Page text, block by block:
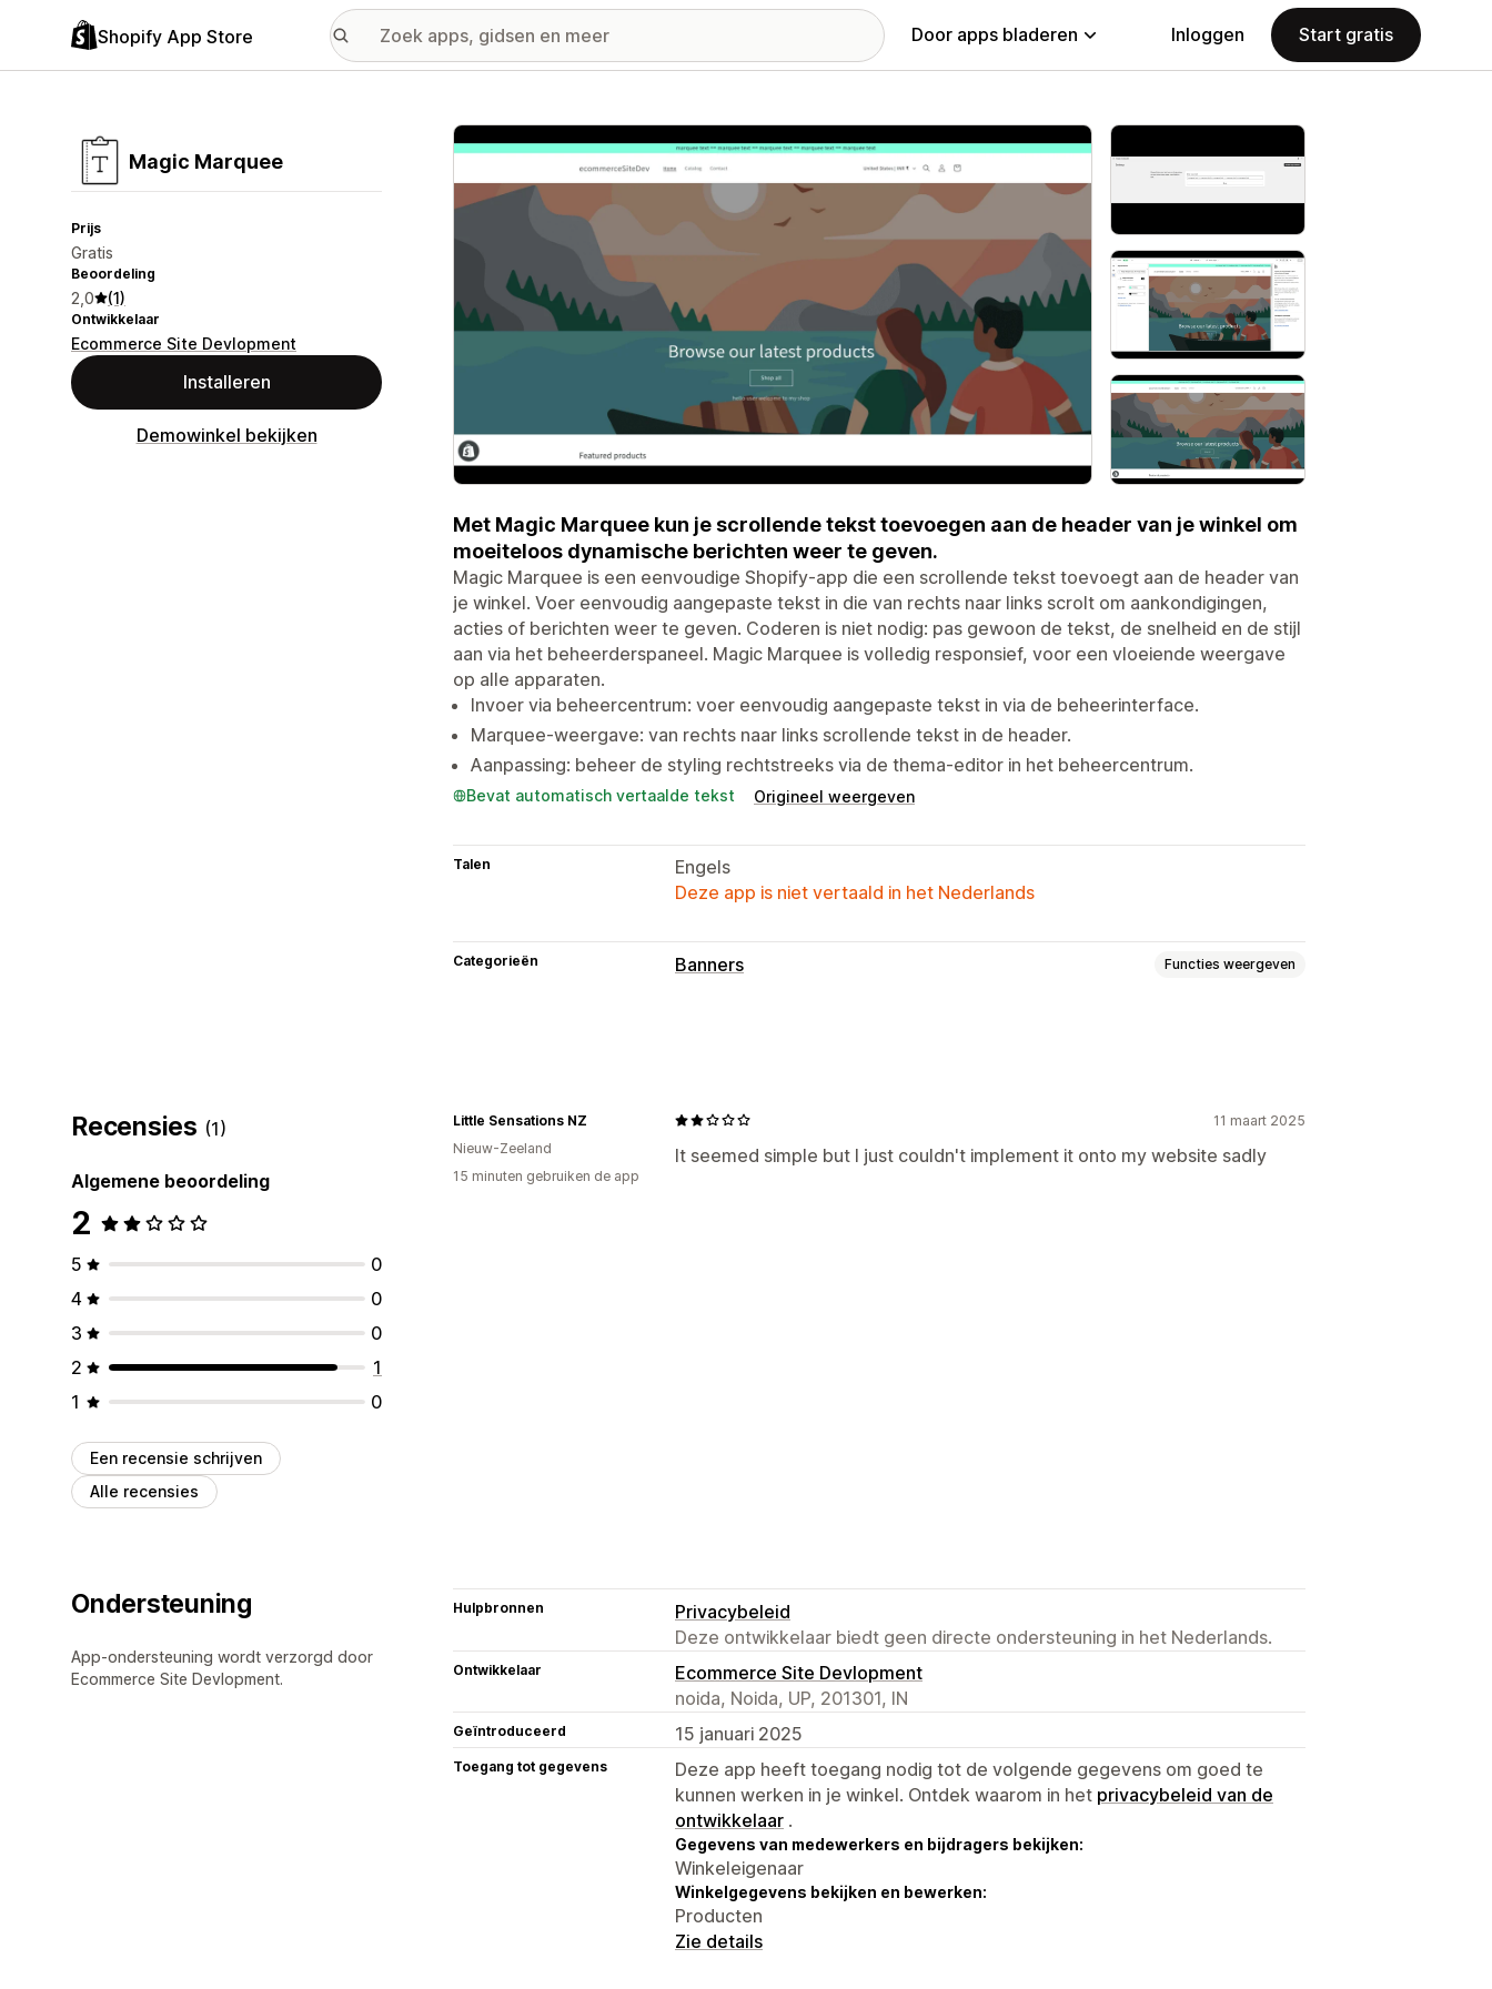
Shopify App Store Door apps bladeren Inloggen Start gratis
Magic Marquee
Prijs
Gratis
Beoordeling
2,0 (1)
Ontwikkelaar
Ecommerce Site Devlopment
Installeren
Demowinkel bekijken
Galerij met uitgelichte afbeeldingen
Met Magic Marquee kun je scrollende tekst toevoegen aan de header van je winkel om
moeiteloos dynamische berichten weer te geven.
Magic Marquee is een eenvoudige Shopify-app die een scrollende tekst toevoegt aan de header van
je winkel. Voer eenvoudig aangepaste tekst in die van rechts naar links scrolt om aankondigingen,
acties of berichten weer te geven. Coderen is niet nodig: pas gewoon de tekst, de snelheid en de stijl
aan via het beheerderspaneel. Magic Marquee is volledig responsief, voor een vloeiende weergave
op alle apparaten.
Invoer via beheercentrum: voer eenvoudig aangepaste tekst in via de beheerinterface.
Marquee-weergave: van rechts naar links scrollende tekst in de header.
Aanpassing: beheer de styling rechtstreeks via de thema-editor in het beheercentrum.
Bevat automatisch vertaalde tekst Origineel weergeven
Talen
Engels
Deze app is niet vertaald in het Nederlands
Categorieën Banners Functies weergeven
Animaties
Analytics en rapportage
Recensies (1)
Algemene beoordeling
2
5
0
4
0
3
0
2
1
1
0
Een recensie schrijven
Alle recensies
11 maart 2025
It seemed simple but I just couldn't implement it onto my website sadly
Little Sensations NZ
Nieuw-Zeeland
15 minuten gebruiken de app
Ondersteuning
App-ondersteuning wordt verzorgd door
Ecommerce Site Devlopment.
Hulpbronnen
Privacybeleid
Deze ontwikkelaar biedt geen directe ondersteuning in het Nederlands.
Ontwikkelaar
Ecommerce Site Devlopment
noida, Noida, UP, 201301, IN
Geïntroduceerd 15 januari 2025
Toegang tot gegevens
Deze app heeft toegang nodig tot de volgende gegevens om goed te
kunnen werken in je winkel. Ontdek waarom in het privacybeleid van de
ontwikkelaar .
Gegevens van medewerkers en bijdragers bekijken:
Winkeleigenaar
Winkelgegevens bekijken en bewerken:
Producten
Zie details